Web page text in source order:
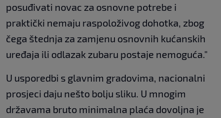
posuđivati novac za osnovne potrebe i
praktički nemaju raspoloživog dohotka, zbog
čega štednja za zamjenu osnovnih kućanskih
uređaja ili odlazak zubaru postaje nemoguća."
U usporedbi s glavnim gradovima, nacionalni
prosjeci daju nešto bolju sliku. U mnogim
državama bruto minimalna plaća dovoljna je